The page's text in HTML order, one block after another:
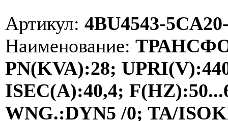
Артикул: 4BU4543-
Наименование:
PN(KVA):28;
ISEC(A):40,4;
WNG.:DYN5 /0; TA/